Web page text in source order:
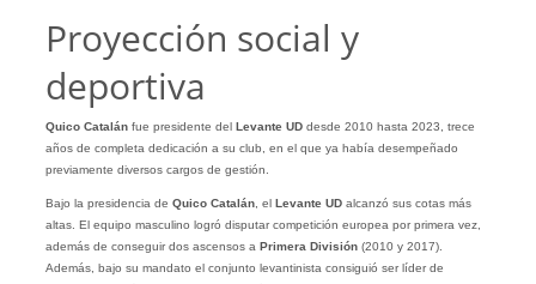
Proyección social y
deportiva
Quico Catalánfue presidente del Levante UDdesde 2010 hasta 2023, trece
años de completa dedicación a su club, en el que ya había desempeñado
previamente diversos cargos de gestión.
Bajo la presidencia de Quico Catalán, elLevante UDalcanzó sus cotas más
altas. El equipo masculino logró disputar competición europea por primera vez,
además de conseguir dos ascensos a Primera División(2010 y 2017).
Además, bajo su mandato el conjunto levantinista consiguió ser líder de